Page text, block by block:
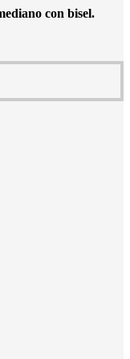
con bisel.